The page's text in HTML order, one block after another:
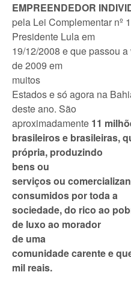
EMPREENDEDOR
pela Lei Complementar nº
Presidente Lula em
19/12/2008 e que passou
de 2009 em
muitos
Estados e só agora na
deste ano. São
aproximadamente 11
brasileiros e brasileiras,
própria, produzindo
bens ou
serviços ou
consumidos por toda a
sociedade, do rico ao
de luxo ao morador
de uma
comunidade carente e
mil reais.